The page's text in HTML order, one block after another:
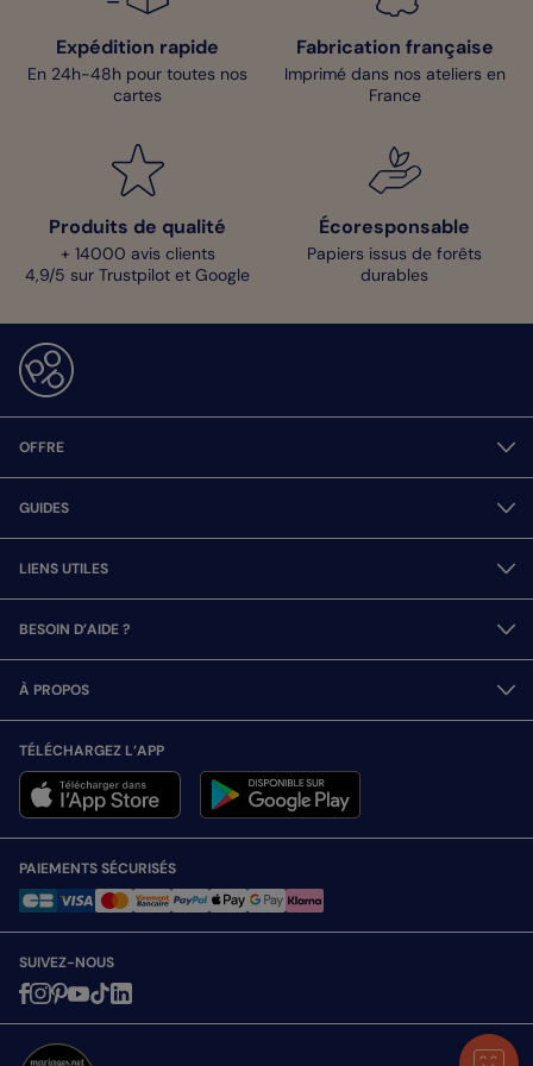
Expédition rapide
En 24h-48h pour toutes nos
cartes
Fabrication française
Imprimé dans nos ateliers en
France
Produits de qualité
+ 14000 avis clients
4,9/5 sur Trustpilot et Google
Écoresponsable
Papiers issus de forêts
durables
OFFRE
GUIDES
LIENS UTILES
BESOIN D’AIDE ?
À PROPOS
TÉLÉCHARGEZ L’APP
PAIEMENTS SÉCURISÉS
SUIVEZ-NOUS